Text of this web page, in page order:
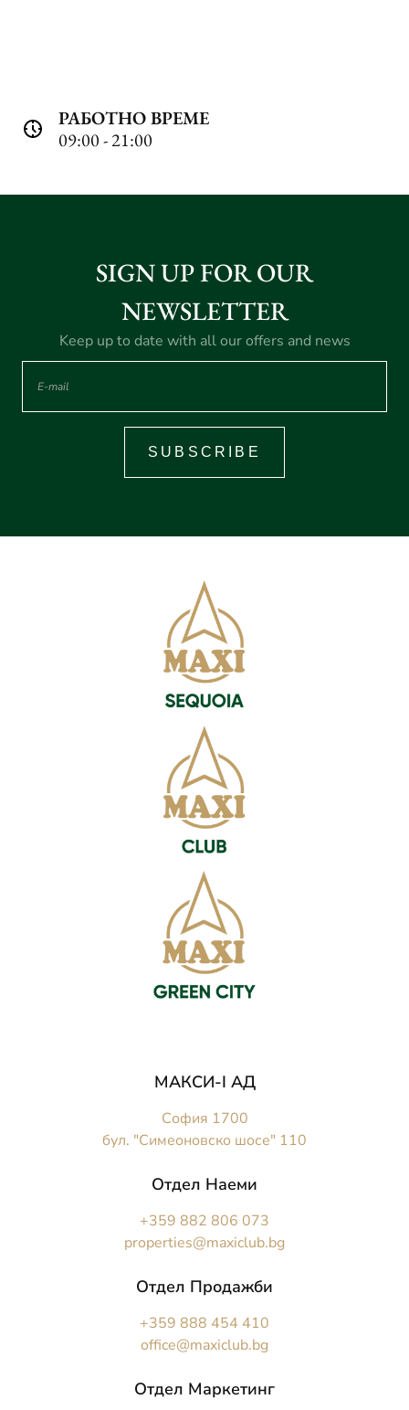
РАБОТНО ВРЕМЕ
09:00 - 21:00
SIGN UP FOR OUR
NEWSLETTER
Keep up to date with all our offers and news
МАКСИ-I АД
София 1700
бул. "Симеоновско шосе" 110
Отдел Наеми
+359 882 806 073
properties@maxiclub.bg
Отдел Продажби
+359 888 454 410
office@maxiclub.bg
Отдел Маркетинг